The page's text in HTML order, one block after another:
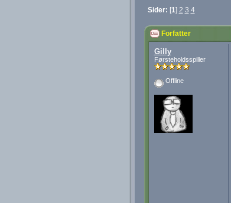
Sider: [1] 2 3 4
Forfatter
Gilly
Førsteholdsspiller
Offline